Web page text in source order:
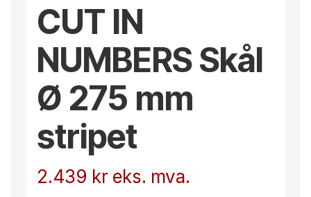
CUT IN
NUMBERS Skål
Ø 275 mm
stripet
2.439 kr eks. mva.